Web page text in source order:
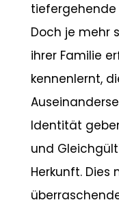
tiefergehende
Doch je mehr
ihrer Familie
kennenlernt,
Identität
und
Herkunft. Dies